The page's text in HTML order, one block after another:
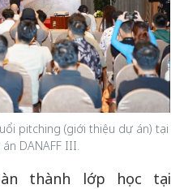
pitching (giới thiệu dự án) tại
DANAFF III.
thành lớp học tại